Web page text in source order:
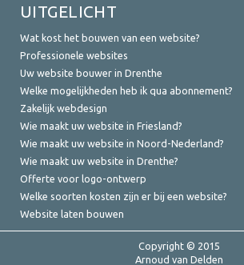
UITGELICHT
Wat kost het bouwen van een website?
Professionele websites
Uw website bouwer in Drenthe
Welke mogelijkheden heb ik qua abonnement?
Zakelijk webdesign
Wie maakt uw website in Friesland?
Wie maakt uw website in Noord-Nederland?
Wie maakt uw website in Drenthe?
Offerte voor logo-ontwerp
Welke soorten kosten zijn er bij een website?
Website laten bouwen
Copyright © 2015
Arnoud van Delden